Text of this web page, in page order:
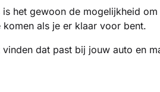
het gewoon de mogelijkheid om
als je er klaar voor bent.
dat past bij jouw auto en